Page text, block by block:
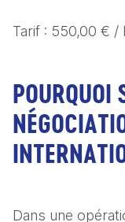
Tarif : 550,00 € /
POURQUOI
Dans une